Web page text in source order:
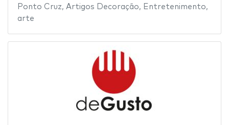
Ponto Cruz, Artigos Decoração, Entretenimento,
arte